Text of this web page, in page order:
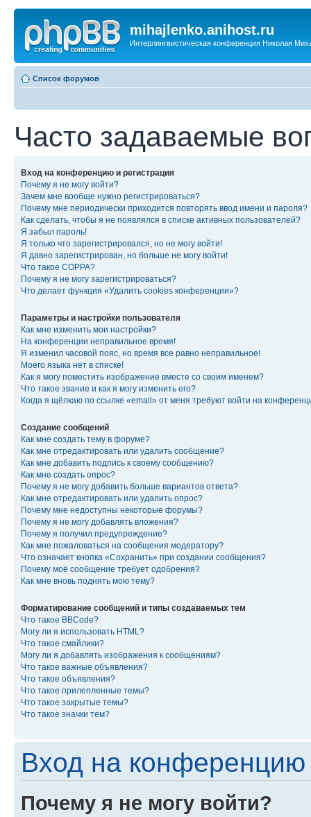
mihajlenko.anihost.ru
Интерлингвистическая конференция Николая
Список форумов
Часто задаваемые
Вход на конференцию и регистрация
Почему я не могу войти?
Зачем мне вообще нужно регистрироваться?
Почему мне периодически приходится повторять ввод имени и пароля?
Как сделать, чтобы я не появлялся в списке активных пользователей?
Я забыл пароль!
Я только что зарегистрировался, но не могу войти!
Я давно зарегистрирован, но больше не могу войти!
Что такое COPPA?
Почему я не могу зарегистрироваться?
Что делает функция «Удалить cookies конференции»?
Параметры и настройки пользователя
Как мне изменить мои настройки?
На конференции неправильное время!
Я изменил часовой пояс, но время все равно неправильное!
Моего языка нет в списке!
Как я могу поместить изображение вместе со своим именем?
Что такое звание и как я могу изменить его?
Когда я щёлкаю по ссылке «email» от меня требуют войти на
Создание сообщений
Как мне создать тему в форуме?
Как мне отредактировать или удалить сообщение?
Как мне добавить подпись к своему сообщению?
Как мне создать опрос?
Почему я не могу добавить больше вариантов ответа?
Как мне отредактировать или удалить опрос?
Почему мне недоступны некоторые форумы?
Почему я не могу добавлять вложения?
Почему я получил предупреждение?
Как мне пожаловаться на сообщения модератору?
Что означает кнопка «Сохранить» при создании сообщения?
Почему моё сообщение требует одобрения?
Как мне вновь поднять мою тему?
Форматирование сообщений и типы создаваемых тем
Что такое BBCode?
Могу ли я использовать HTML?
Что такое смайлики?
Могу ли я добавлять изображения к сообщениям?
Что такое важные объявления?
Что такое объявления?
Что такое прилепленные темы?
Что такое закрытые темы?
Что такое значки тем?
Вход на конференцию
Почему я не могу войти?